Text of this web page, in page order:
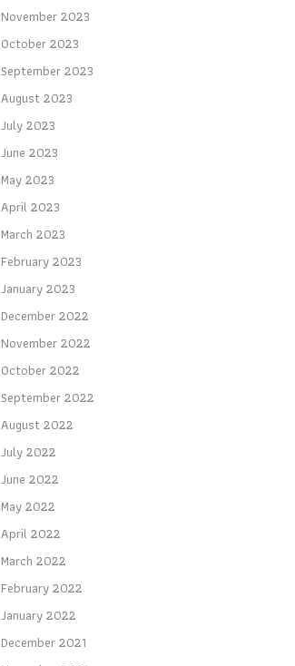
November 2023
October 2023
September 2023
August 2023
July 2023
June 2023
May 2023
April 2023
March 2023
February 2023
January 2023
December 2022
November 2022
October 2022
September 2022
August 2022
July 2022
June 2022
May 2022
April 2022
March 2022
February 2022
January 2022
December 2021